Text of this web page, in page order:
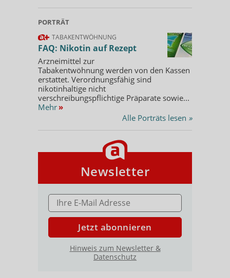
PORTRÄT
TABAKENTWÖHNUNG
FAQ: Nikotin auf Rezept
Arzneimittel zur
Tabakentwöhnung werden von den Kassen
erstattet. Verordnungsfähig sind
nikotinhaltige nicht
verschreibungspflichtige Präparate sowie...
Mehr »
Alle Porträts lesen »
Newsletter
E-MAIL ADRESSE
Jetzt abonnieren
Hinweis zum Newsletter &
Datenschutz